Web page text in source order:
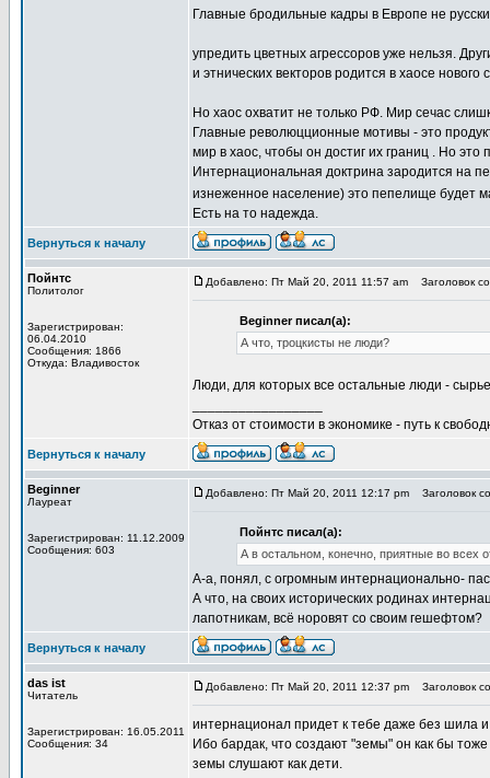
Главные бродильные кадры в Европе не
упредить цветных агрессоров уже нельзя.
и этнических векторов родится в хаосе нового
Но хаос охватит не только РФ. Мир сечас
Главные революцционные мотивы - это
мир в хаос, чтобы он достиг их границ . Но это
Интернациональная доктрина зародится на
изнеженное население) это пепелище будет
Есть на то надежда.
Вернуться к началу
Пойнтс
Политолог
Зарегистрирован:
06.04.2010
Сообщения: 1866
Откуда: Владивосток
Добавлено: Пт Май 20, 2011 11:57 am Заголовок
Beginner писал(а):
А что, троцкисты не люди?
Люди, для которых все остальные люди -
Отказ от стоимости в экономике - путь к
Вернуться к началу
Beginner
Лауреат
Зарегистрирован: 11.12.2009
Сообщения: 603
Добавлено: Пт Май 20, 2011 12:17 pm Заголовок
Пойнтс писал(а):
А в остальном, конечно, приятные во всех
А-а, понял, с огромным интернационально-
А что, на своих исторических родинах
лапотникам, всё норовят со своим гешефтом?
Вернуться к началу
das ist
Читатель
Зарегистрирован: 16.05.2011
Сообщения: 34
Добавлено: Пт Май 20, 2011 12:37 pm Заголовок
интернационал придет к тебе даже без шила
Ибо бардак, что создают "земы" он как бы
земы слушают как дети.